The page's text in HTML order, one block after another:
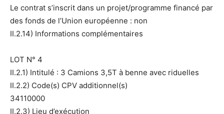
Le contrat s’inscrit dans un projet/programme financé par
des fonds de l’Union européenne : non
II.2.14) Informations complémentaires
LOT N° 4
II.2.1) Intitulé : 3 Camions 3,5T à benne avec riduelles
II.2.2) Code(s) CPV additionnel(s)
34110000
II.2.3) Lieu d’exécution